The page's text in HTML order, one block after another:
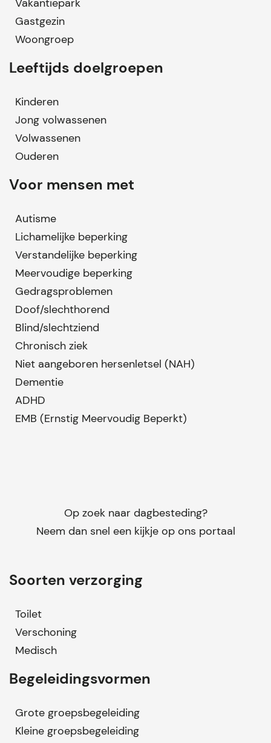
Vakantiepark
Gastgezin
Woongroep
Leeftijds doelgroepen
Kinderen
Jong volwassenen
Volwassenen
Ouderen
Voor mensen met
Autisme
Lichamelijke beperking
Verstandelijke beperking
Meervoudige beperking
Gedragsproblemen
Doof/slechthorend
Blind/slechtziend
Chronisch ziek
Niet aangeboren hersenletsel (NAH)
Dementie
ADHD
EMB (Ernstig Meervoudig Beperkt)
Op zoek naar dagbesteding?
Neem dan snel een kijkje op ons portaal
Soorten verzorging
Toilet
Verschoning
Medisch
Begeleidingsvormen
Grote groepsbegeleiding
Kleine groepsbegeleiding